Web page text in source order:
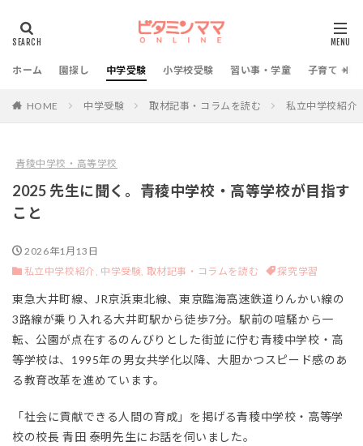
ホーム 園探し 中学受験 小学校受験 習い事・学童 子育て・教
HOME 中学受験 取材記事・コラムを読む 私立中学校紹介
青稜中学校・高等学校
2025 先生に聞く。青稜中学校・高等学校が目指す
こと
2026年1月13日
私立中学校紹介, 中学受験, 取材記事・コラムを読む 探究学習
東急大井町線、JR京浜東北線、東京臨海高速鉄道りんかい線の
3路線が乗り入れる大井町駅から徒歩7分。駅前の喧騒から一
転、公園が点在するのんびりとした街並に佇む青稜中学校・高
等学校は、1995年の男女共学化以降、大胆かつスピード感のあ
る教育改革を進めています。
「社会に貢献できる人間の育成」を掲げる青稜中学校・高等学
校の校長 青田 泰明先生にお話を伺いました。